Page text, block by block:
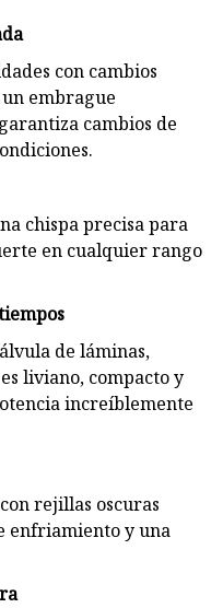
con cambios
embrague
cambios de
chispa precisa para
en cualquier rango
de láminas,
liviano, compacto y
increíblemente
rejillas oscuras
enfriamiento y una